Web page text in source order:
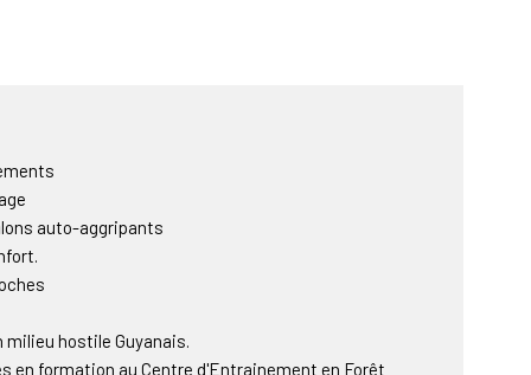
auto-aggripants
hostile Guyanais.
en formation au Centre d'Entrainement en Forêt